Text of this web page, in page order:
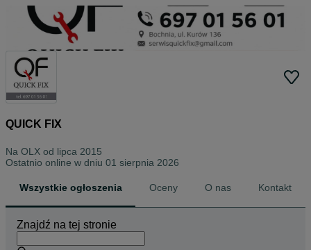
QUICK FIX
Na OLX od lipca 2015
Ostatnio online w dniu 01 sierpnia 2026
Wszystkie ogłoszenia Oceny O nas Kontakt
Znajdź na tej stronie